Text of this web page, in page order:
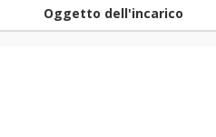
Oggetto dell'incarico